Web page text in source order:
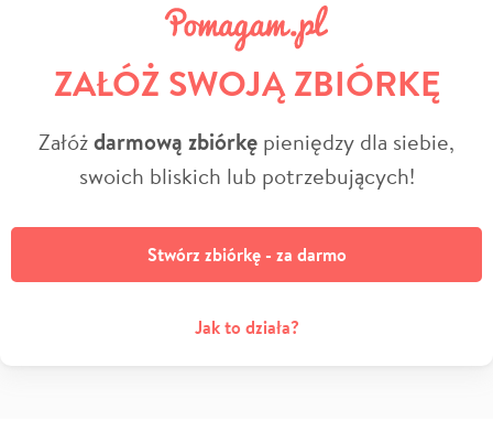
ZAŁÓŻ SWOJĄ ZBIÓRKĘ
Załóżdarmową zbiórkę pieniędzy dla siebie,
swoich bliskich lub potrzebujących!
Stwórz zbiórkę - za darmo
Jak to działa?